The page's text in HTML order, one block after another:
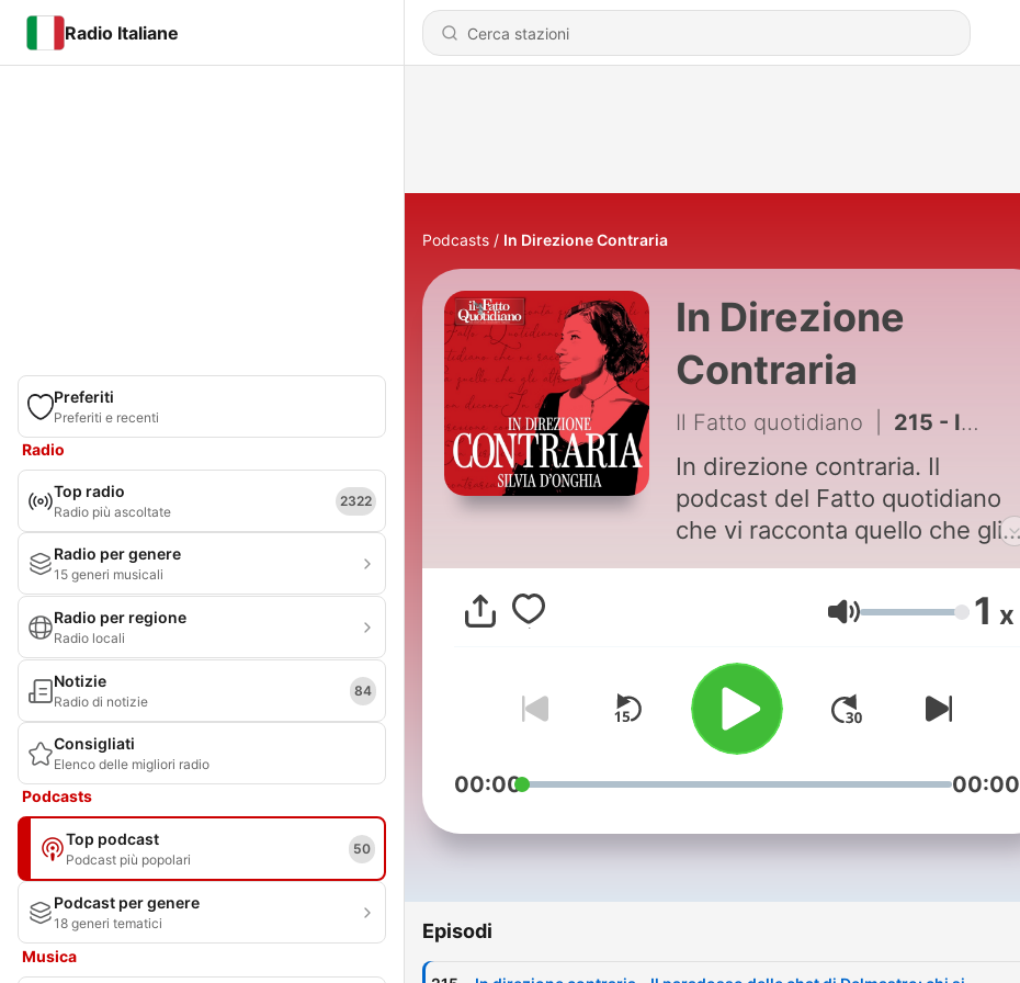
Radio Italiane
Preferiti
Preferiti e recenti
Radio
Top radio
Radio più ascoltate
2322
Radio per genere
15 generi musicali
Radio per regione
Radio locali
Notizie
Radio di notizie
84
Consigliati
Elenco delle migliori radio
Podcasts
Top podcast
Podcast più popolari
50
Podcast per genere
18 generi tematici
Musica
Podcasts In Direzione Contraria
In Direzione
Contraria
Il Fatto quotidiano 215 - In direzione contraria - Il paradosso delle chat di Delmastro: chi si professa antimafia impedisce di indagare sulla mafia
In direzione contraria. Il
podcast del Fatto quotidiano
che vi racconta quello che gli
altri non dicono.
Ogni mattina Silvia D'Onghia ci
conduce alla scoperta delle
notizie principali che troverete
sul giornale. Una lettura
ragionata e critica dell'attualità,
del mondo e della politica. Una
voce sempre in direzione
Volume 1 x
00:00 00:00
Episodi